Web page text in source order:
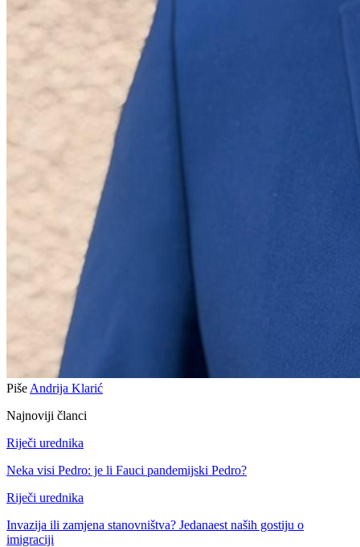
Piše Andrija Klarić
Najnoviji članci
Riječi urednika
Neka visi Pedro: je li Fauci pandemijski Pedro?
Riječi urednika
Invazija ili zamjena stanovništva? Jedanaest naših gostiju o
imigraciji